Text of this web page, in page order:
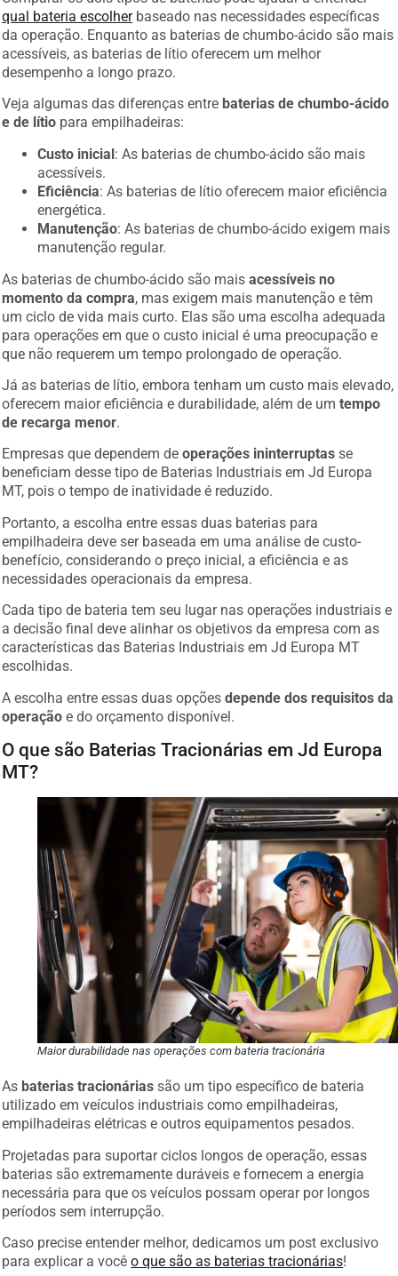
qual bateria escolherbaseado nas necessidades específicas
da operação. Enquanto as baterias de chumbo-ácido são mais
acessíveis, as baterias de lítio oferecem um melhor
desempenho a longo prazo.
Veja algumas das diferenças entre baterias de chumbo-ácido
e de lítio para empilhadeiras:
Custo inicial: As baterias de chumbo-ácido são mais
acessíveis.
Eficiência: As baterias de lítio oferecem maior eficiência
energética.
Manutenção: As baterias de chumbo-ácido exigem mais
manutenção regular.
As baterias de chumbo-ácido são maisacessíveis no
momento da compra , mas exigem mais manutenção e têm
um ciclo de vida mais curto. Elas são uma escolha adequada
para operações em que o custo inicial é uma preocupação e
que não requerem um tempo prolongado de operação.
Já as baterias de lítio, embora tenham um custo mais elevado,
oferecem maior eficiência e durabilidade, além de umtempo
de recarga menor
Empresas que dependem deoperações ininterruptas se
beneficiam desse tipo de Baterias Industriais em Jd Europa
MT, pois o tempo de inatividade é reduzido.
Portanto, a escolha entre essas duas baterias para
empilhadeira deve ser baseada em uma análise de custo-
benefício, considerando o preço inicial, a eficiência e as
necessidades operacionais da empresa.
Cada tipo de bateria tem seu lugar nas operações industriais e
a decisão final deve alinhar os objetivos da empresa com as
características das Baterias Industriais em Jd Europa MT
escolhidas.
A escolha entre essas duas opçõesdepende dos requisitos da
operação e do orçamento disponível.
O que são Baterias Tracionárias em Jd Europa
MT?
Maior durabilidade nas operações com bateria tracionária
As baterias tracionárias são um tipo específico de bateria
utilizado em veículos industriais como empilhadeiras,
empilhadeiras elétricas e outros equipamentos pesados.
Projetadas para suportar ciclos longos de operação, essas
baterias são extremamente duráveis e fornecem a energia
necessária para que os veículos possam operar por longos
períodos sem interrupção.
Caso precise entender melhor, dedicamos um post exclusivo
para explicar a vocêo que são as baterias tracionárias!